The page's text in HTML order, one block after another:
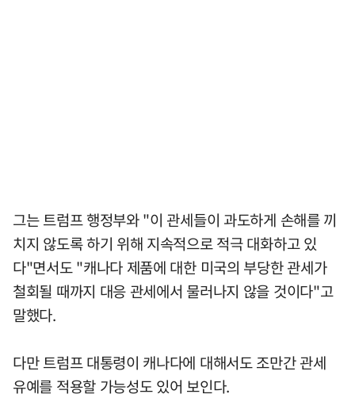
그는 트럼프 행정부와 "이 관세들이 과도하게 손해를 끼
치지 않도록 하기 위해 지속적으로 적극 대화하고 있
다"면서도 "캐나다 제품에 대한 미국의 부당한 관세가
철회될 때까지 대응 관세에서 물러나지 않을 것이다"고
말했다.
다만 트럼프 대통령이 캐나다에 대해서도 조만간 관세
유예를 적용할 가능성도 있어 보인다.